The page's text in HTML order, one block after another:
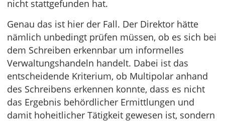
nicht stattgefunden hat.
Genau das ist hier der Fall. Der Direktor hätte
nämlich unbedingt prüfen müssen, ob es sich bei
dem Schreiben erkennbar um informelles
Verwaltungshandeln handelt. Dabei ist das
entscheidende Kriterium, ob Multipolar anhand
des Schreibens erkennen konnte, dass es nicht
das Ergebnis behördlicher Ermittlungen und
damit hoheitlicher Tätigkeit gewesen ist, sondern